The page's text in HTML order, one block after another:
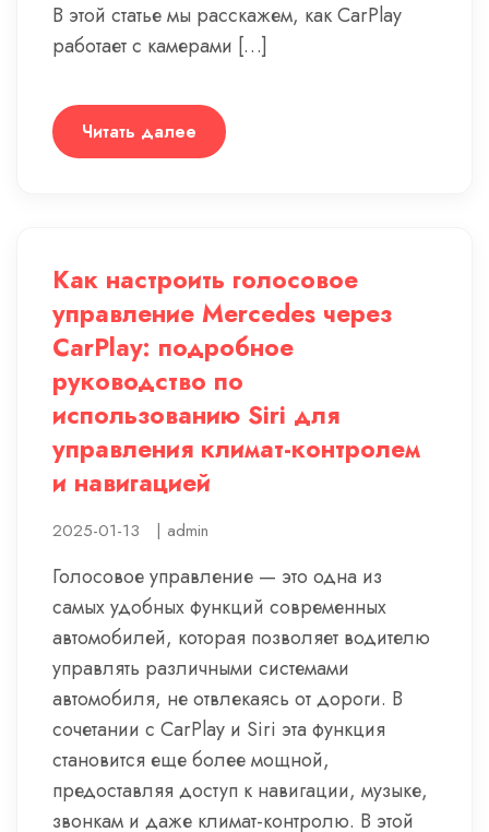
В этой статье мы расскажем, как CarPlay
работает с камерами […]
Читать далее
Как настроить голосовое
управление Mercedes через
CarPlay: подробное
руководство по
использованию Siri для
управления климат-контролем
и навигацией
2025-01-13 | admin
Голосовое управление — это одна из
самых удобных функций современных
автомобилей, которая позволяет водителю
управлять различными системами
автомобиля, не отвлекаясь от дороги. В
сочетании с CarPlay и Siri эта функция
становится еще более мощной,
предоставляя доступ к навигации, музыке,
звонкам и даже климат-контролю. В этой